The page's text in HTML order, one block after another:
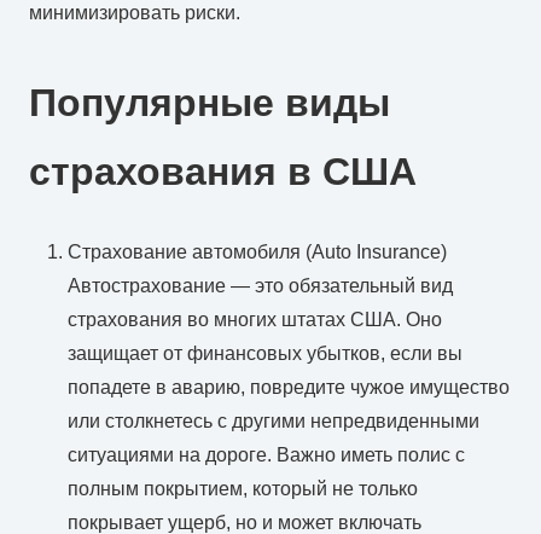
минимизировать риски.
Популярные виды
страхования в США
Страхование автомобиля (Auto Insurance)
Автострахование — это обязательный вид
страхования во многих штатах США. Оно
защищает от финансовых убытков, если вы
попадете в аварию, повредите чужое имущество
или столкнетесь с другими непредвиденными
ситуациями на дороге. Важно иметь полис с
полным покрытием, который не только
покрывает ущерб, но и может включать